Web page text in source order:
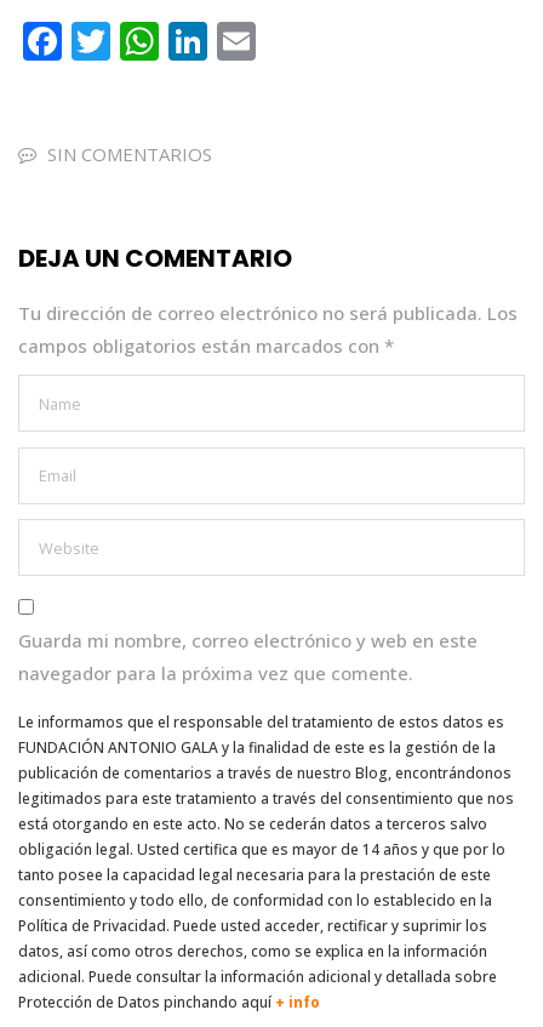
F
e
o
k
T
te
W
ts
p
Li
e
SIN COMENTARIOS
DEJA UN COMENTARIO
Tu dirección de correo electrónico no será publicada. Los
campos obligatorios están marcados con *
Guarda mi nombre, correo electrónico y web en este
navegador para la próxima vez que comente.
Le informamos que el responsable del tratamiento de estos datos es
FUNDACIÓN ANTONIO GALA y la finalidad de este es la gestión de la
publicación de comentarios a través de nuestro Blog, encontrándonos
legitimados para este tratamiento a través del consentimiento que nos
está otorgando en este acto. No se cederán datos a terceros salvo
obligación legal. Usted certifica que es mayor de 14 años y que por lo
tanto posee la capacidad legal necesaria para la prestación de este
consentimiento y todo ello, de conformidad con lo establecido en la
Política de Privacidad. Puede usted acceder, rectificar y suprimir los
datos, así como otros derechos, como se explica en la información
adicional. Puede consultar la información adicional y detallada sobre
Protección de Datos pinchando aquí + info